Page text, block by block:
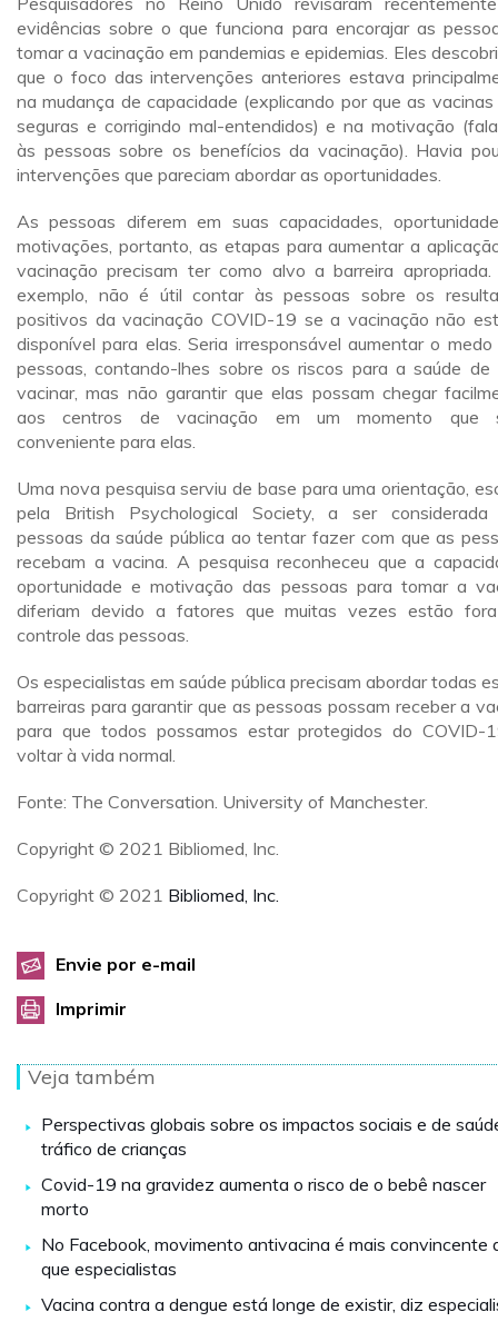
evidências sobre o que funciona para encorajar as
tomar a vacinação em pandemias e epidemias. Eles
que o foco das intervenções anteriores estava
na mudança de capacidade (explicando por que as vacinas
seguras e corrigindo mal-entendidos) e na motivação
às pessoas sobre os benefícios da vacinação). Havia
intervenções que pareciam abordar as oportunidades.
As pessoas diferem em suas capacidades,
motivações, portanto, as etapas para aumentar a
vacinação precisam ter como alvo a barreira apropriada.
exemplo, não é útil contar às pessoas sobre os
positivos da vacinação COVID-19 se a vacinação não
disponível para elas. Seria irresponsável aumentar o medo
pessoas, contando-lhes sobre os riscos para a saúde de
vacinar, mas não garantir que elas possam chegar
aos centros de vacinação em um momento que
conveniente para elas.
Uma nova pesquisa serviu de base para uma orientação,
pela British Psychological Society, a ser considerada
pessoas da saúde pública ao tentar fazer com que as
recebam a vacina. A pesquisa reconheceu que a
oportunidade e motivação das pessoas para tomar a
diferiam devido a fatores que muitas vezes estão
controle das pessoas.
Os especialistas em saúde pública precisam abordar todas
barreiras para garantir que as pessoas possam receber a
para que todos possamos estar protegidos do COVID-
voltar à vida normal.
Fonte: The Conversation. University of Manchester.
Copyright © 2021 Bibliomed, Inc.
Copyright © 2021 Bibliomed, Inc.
Envie por e-mail
Imprimir
Veja também
Perspectivas globais sobre os impactos sociais e de
tráfico de crianças
Covid-19 na gravidez aumenta o risco de o bebê nascer
morto
No Facebook, movimento antivacina é mais convincente
que especialistas
Vacina contra a dengue está longe de existir, diz